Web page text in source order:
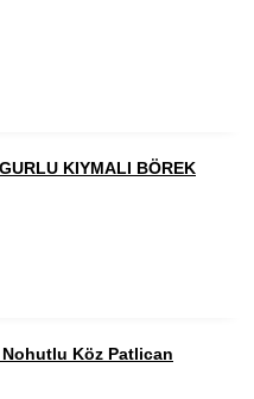
KIYMALI BÖREK
Nohutlu Köz Patlican